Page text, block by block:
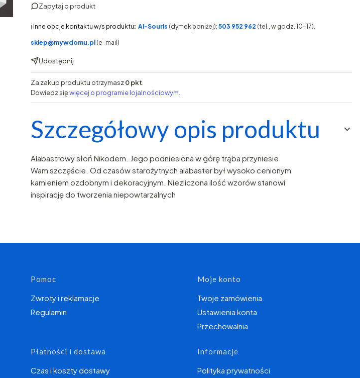
Zapytaj o produkt
ℹ️ Inne opcje kontaktu w/s produktu: AI-Souris (dymek poniżej); 503 952 962 (tel., w godz. 10-17),
sklep@mywdomu.pl (e-mail)
Udostępnij
Za zakup produktu otrzymasz0 pkt
Dowiedz sięwięcej o programie lojalnościowym.
Szczegółowy opis produktu
Alabastrowy słoń Nikodem. Jego podniesiona w górę trąba przyniesie
Wam szczęście. Od czasów starożytnych alabaster był wysoko cenionym
kamieniem ozdobnym i dekoracyjnym. Niezliczona ilość wzorów stanowi
inspirację do tworzenia niepowtarzalnych
Linki w stopce
Pomoc
Zwroty i reklamacje
Regulamin
Moje konto
Twoje zamówienia
Ustawienia konta
Przechowalnia
Płatności i dostawa
Czas i koszty dostawy
Informacje
Polityka prywatności